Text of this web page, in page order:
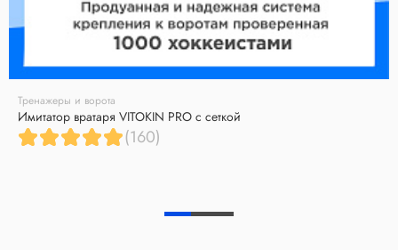
Тренажеры и ворота
Имитатор вратаря VITOKIN PRO с сеткой
(160)